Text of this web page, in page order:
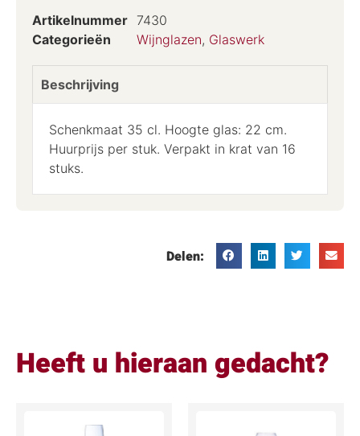
Artikelnummer 7430
Categorieën
Wijnglazen, Glaswerk
Beschrijving
Schenkmaat 35 cl. Hoogte glas: 22 cm.
Huurprijs per stuk. Verpakt in krat van 16
stuks.
Delen:
Heeft u hieraan gedacht?